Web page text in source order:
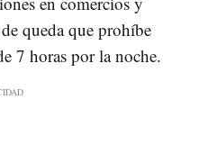
queda que prohíbe
7 horas por la noche.